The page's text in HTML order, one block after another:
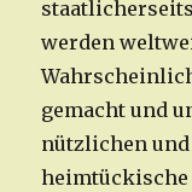
werden
gemacht und
nützlichen
heimtückische